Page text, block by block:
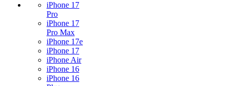
iPhone 17
Pro
iPhone 17
Pro Max
iPhone 17e
iPhone 17
iPhone Air
iPhone 16
iPhone 16